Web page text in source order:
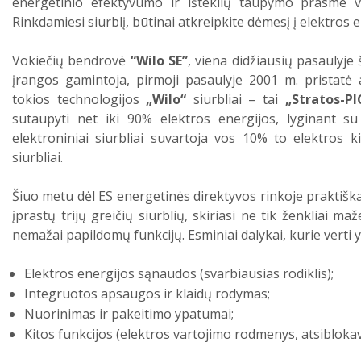
Rinkdamiesi siurblį, būtinai atkreipkite dėmesį į elektros
Vokiečių bendrovė “Wilo SE”, viena didžiausių
įrangos gamintoja, pirmoji pasaulyje 2001 m.
tokios technologijos „Wilo“ siurbliai – tai „Stratos-
sutaupyti net iki 90% elektros energijos, lyginant
elektroniniai siurbliai suvartoja vos 10% to elektros
siurbliai.
Šiuo metu dėl ES energetinės direktyvos rinkoje
įprastų trijų greičių siurblių, skiriasi ne tik ženkliai
nemažai papildomų funkcijų. Esminiai dalykai, kurie verti
Elektros energijos sąnaudos (svarbiausias rodiklis);
Integruotos apsaugos ir klaidų rodymas;
Nuorinimas ir pakeitimo ypatumai;
Kitos funkcijos (elektros vartojimo rodmenys,